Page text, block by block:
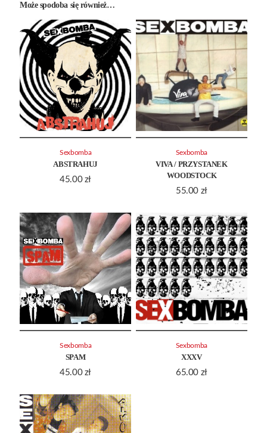
Może spodoba się również…
ABSTRAHUJ
45.00 zł
Sexbomba
VIVA / PRZYSTANEK
WOODSTOCK
55.00 zł
Sexbomba
SPAM
45.00 zł
Sexbomba
XXXV
65.00 zł
Sexbomba